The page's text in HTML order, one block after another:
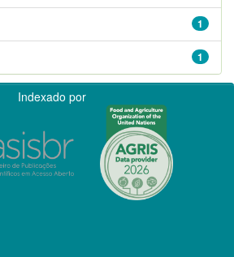
1
1
Indexado por